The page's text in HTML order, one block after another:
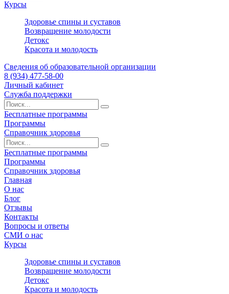
Курсы
Здоровье спины и суставов
Возвращение молодости
Детокс
Красота и молодость
Сведения об образовательной организации
8 (934) 477-58-00
Личный кабинет
Служба поддержки
Бесплатные программы
Программы
Справочник здоровья
Бесплатные программы
Программы
Справочник здоровья
Главная
О нас
Блог
Отзывы
Контакты
Вопросы и ответы
СМИ о нас
Курсы
Здоровье спины и суставов
Возвращение молодости
Детокс
Красота и молодость